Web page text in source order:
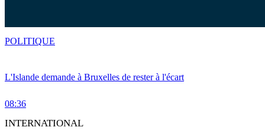
L'Islande demande à Bruxelles de rester à l'écart
08:36
POLITIQUE
INTERNATIONAL